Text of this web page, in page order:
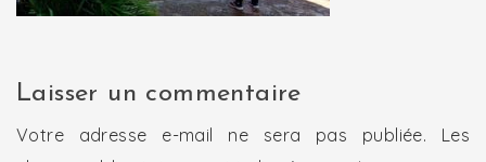
Laisser un commentaire
Votre adresse e-mail ne sera pas publiée.
Les